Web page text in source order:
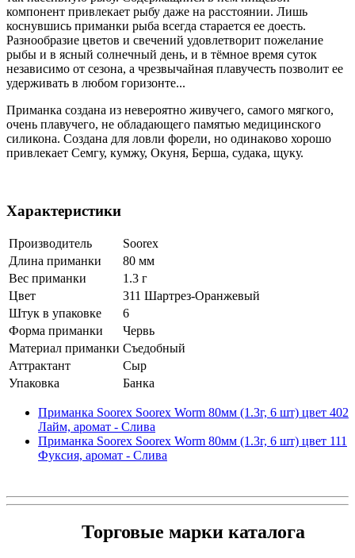
компонент привлекает рыбу даже на расстоянии. Лишь
коснувшись приманки рыба всегда старается ее доесть.
Разнообразие цветов и свечений удовлетворит пожелание
рыбы и в ясный солнечный день, и в тёмное время суток
независимо от сезона, а чрезвычайная плавучесть позволит ее
удерживать в любом горизонте...
Приманка создана из невероятно живучего, самого мягкого,
очень плавучего, не обладающего памятью медицинского
силикона. Создана для ловли форели, но одинаково хорошо
привлекает Семгу, кумжу, Окуня, Берша, судака, щуку.
Характеристики
Производитель
Soorex
Длина приманки
80 мм
Вес приманки
1.3 г
Цвет
311 Шартрез-Оранжевый
Штук в упаковке
6
Форма приманки
Червь
Материал приманки Съедобный
Аттрактант
Сыр
Упаковка
Банка
Приманка Soorex Soorex Worm 80мм (1.3г, 6 шт) цвет 402
Лайм, аромат - Слива
Приманка Soorex Soorex Worm 80мм (1.3г, 6 шт) цвет 111
Фуксия, аромат - Слива
Торговые марки каталога